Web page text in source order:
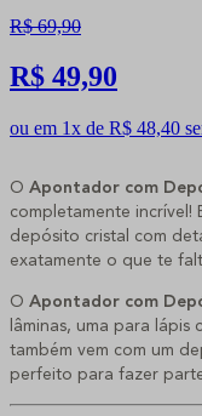
R$ 69,90
R$ 49,90
ou em 1x de R$ 48,40
O Apontador com
completamente incrível!
depósito cristal com
exatamente o que te
O Apontador com
lâminas, uma para
também vem com um
perfeito para fazer